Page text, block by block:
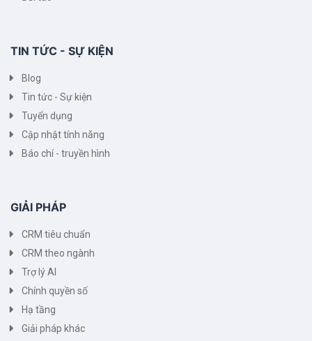
TIN TỨC - SỰ KIỆN
Blog
Tin tức - Sự kiện
Tuyển dụng
Cập nhật tính năng
Báo chí - truyền hình
GIẢI PHÁP
CRM tiêu chuẩn
CRM theo ngành
Trợ lý AI
Chính quyền số
Hạ tầng
Giải pháp khác